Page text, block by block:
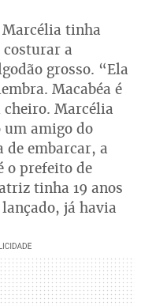
Marcélia tinha
costurar a
grosso. “Ela
Macabéa é
cheiro. Marcélia
um amigo do
de embarcar, a
o prefeito de
tinha 19 anos
já havia